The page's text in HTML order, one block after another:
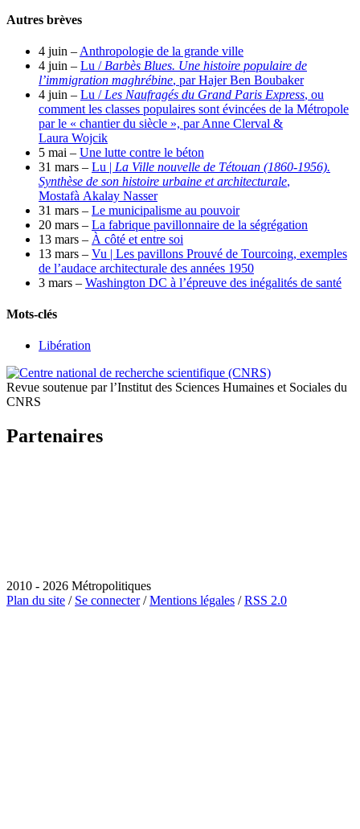
Autres brèves
4 juin – Anthropologie de la grande ville
4 juin – Lu / Barbès Blues. Une histoire populaire de
l’immigration maghrébine, par Hajer Ben Boubaker
4 juin – Lu / Les Naufragés du Grand Paris Express, ou
comment les classes populaires sont évincées de la Métropole
par le « chantier du siècle », par Anne Clerval &
Laura Wojcik
5 mai – Une lutte contre le béton
31 mars – Lu | La Ville nouvelle de Tétouan (1860-1956).
Synthèse de son histoire urbaine et architecturale,
Mostafà Akalay Nasser
31 mars – Le municipalisme au pouvoir
20 mars – La fabrique pavillonnaire de la ségrégation
13 mars – À côté et entre soi
13 mars – Vu | Les pavillons Prouvé de Tourcoing, exemples
de l’audace architecturale des années 1950
3 mars – Washington DC à l’épreuve des inégalités de santé
Mots-clés
Libération
Revue soutenue par l’Institut des Sciences Humaines et Sociales du
CNRS
Partenaires
2010 - 2026 Métropolitiques
Plan du site / Se connecter/Mentions légales /RSS 2.0